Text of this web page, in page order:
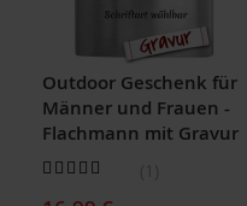
Outdoor Geschenk für
Männer und Frauen -
Flachmann mit Gravur
Bewertung: